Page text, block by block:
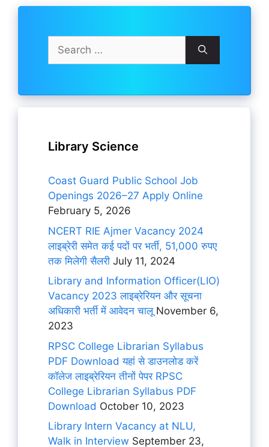
Search
for:
Library Science
Coast Guard Public School Job
Openings 2026–27 Apply Online
February 5, 2026
NCERT RIE Ajmer Vacancy 2024
लाइब्रेरी समेत कई पदों पर भर्ती, 51,000 रुपए
तक मिलेगी सैलरी July 11, 2024
Library and Information Officer(LIO)
Vacancy 2023 लाइब्रेरियन और सूचना
अधिकारी भर्ती में आवेदन चालूNovember 6,
2023
RPSC College Librarian Syllabus
PDF Download यहां से डाउनलोड करें
कॉलेज लाइब्रेरियन तीनों पेपर RPSC
College Librarian Syllabus PDF
Download October 10, 2023
Library Intern Vacancy at NLU,
Walk in Interview September 23,